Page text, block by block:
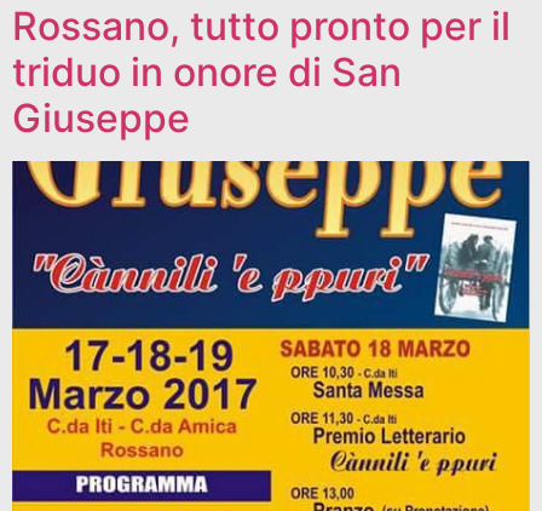
Rossano, tutto pronto per il
triduo in onore di San
Giuseppe